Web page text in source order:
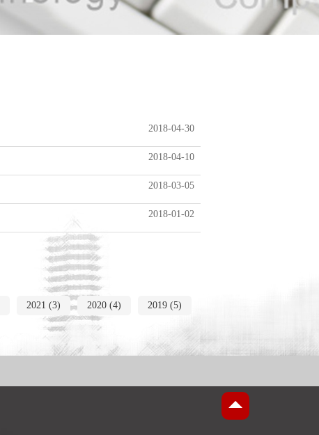
2018-04-30
2018-04-10
2018-03-05
2018-01-02
2021 (3) 2020 (4)
2019 (5)